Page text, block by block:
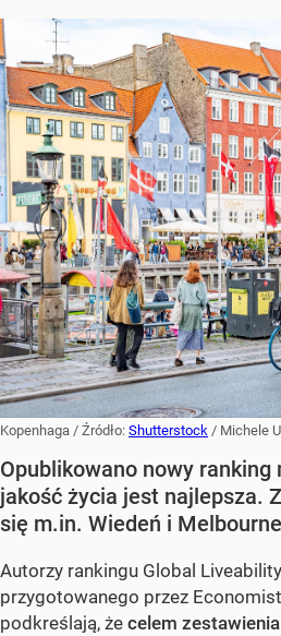
Kopenhaga / Źródło: Shutterstock / Michele
Opublikowano nowy ranking
jakość życia jest najlepsza.
się m.in. Wiedeń i
Autorzy rankingu Global
przygotowanego przez
podkreślają, że celem